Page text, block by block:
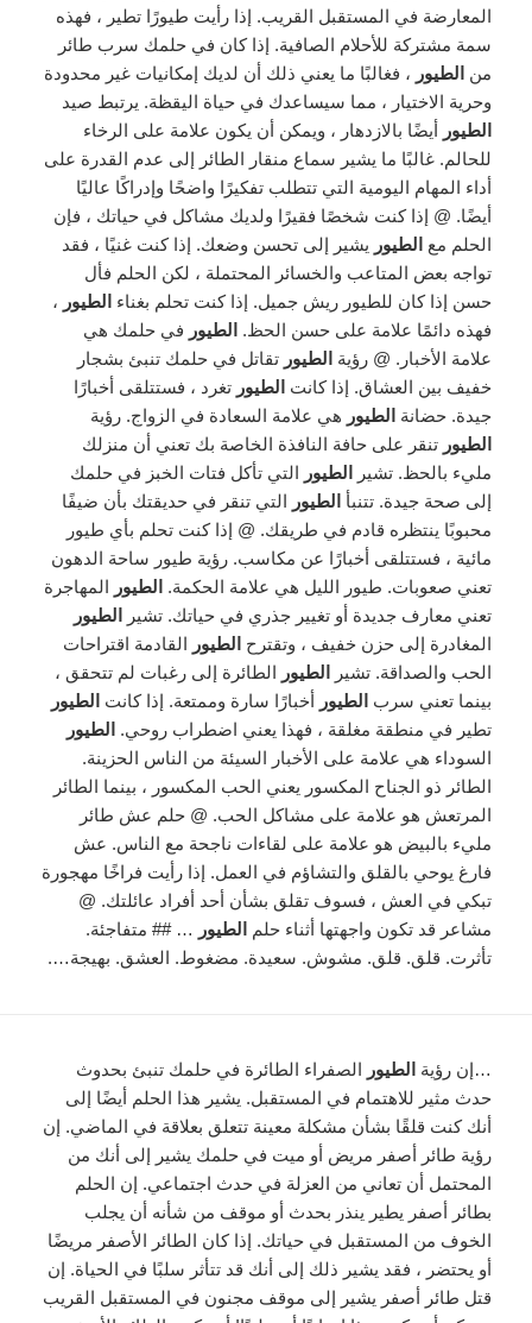
المعارضة في المستقبل القريب. إذا رأيت طيورًا تطير ، فهذه
سمة مشتركة للأحلام الصافية. إذا كان في حلمك سرب طائر
من الطيور ، فغالبًا ما يعني ذلك أن لديك إمكانيات غير محدودة
وحرية الاختيار ، مما سيساعدك في حياة اليقظة. يرتبط صيد
الطيور أيضًا بالازدهار ، ويمكن أن يكون علامة على الرخاء
للحالم. غالبًا ما يشير سماع منقار الطائر إلى عدم القدرة على
أداء المهام اليومية التي تتطلب تفكيرًا واضحًا وإدراكًا عاليًا
أيضًا. @ إذا كنت شخصًا فقيرًا ولديك مشاكل في حياتك ، فإن
الحلم مع الطيور يشير إلى تحسن وضعك. إذا كنت غنيًا ، فقد
تواجه بعض المتاعب والخسائر المحتملة ، لكن الحلم فأل
حسن إذا كان للطيور ريش جميل. إذا كنت تحلم بغناء الطيور ،
فهذه دائمًا علامة على حسن الحظ. الطيور في حلمك هي
علامة الأخبار. @ رؤية الطيور تقاتل في حلمك تنبئ بشجار
خفيف بين العشاق. إذا كانت الطيور تغرد ، فستتلقى أخبارًا
جيدة. حضانة الطيور هي علامة السعادة في الزواج. رؤية
الطيور تنقر على حافة النافذة الخاصة بك تعني أن منزلك
مليء بالحظ. تشير
الطيور التي تأكل فتات الخبز في حلمك
إلى صحة جيدة. تتنبأ الطيور التي تنقر في حديقتك بأن ضيفًا
محبوبًا ينتظره قادم في طريقك. @ إذا كنت تحلم بأي طيور
مائية ، فستتلقى أخبارًا عن مكاسب. رؤية طيور ساحة الدهون
تعني صعوبات. طيور الليل هي علامة الحكمة. الطيور المهاجرة
تعني معارف جديدة أو تغيير جذري في حياتك. تشير
الطيور
المغادرة إلى حزن خفيف ، وتقترح الطيور القادمة اقتراحات
الحب والصداقة. تشير
الطيور الطائرة إلى رغبات لم تتحقق ،
بينما تعني سرب الطيور أخبارًا سارة وممتعة. إذا كانت الطيور
تطير في منطقة مغلقة ، فهذا يعني اضطراب روحي. الطيور
السوداء هي علامة على الأخبار السيئة من الناس الحزينة.
الطائر ذو الجناح المكسور يعني الحب المكسور ، بينما الطائر
المرتعش هو علامة على مشاكل الحب. @ حلم عش طائر
مليء بالبيض هو علامة على لقاءات ناجحة مع الناس. عش
فارغ يوحي بالقلق والتشاؤم في العمل. إذا رأيت فراخًا مهجورة
تبكي في العش ، فسوف تقلق بشأن أحد أفراد عائلتك. @
مشاعر قد تكون واجهتها أثناء حلم
الطيور … ## متفاجئة.
تأثرت. قلق. قلق. مشوش. سعيدة. مضغوط. العشق. بهيجة….
…إن رؤية الطيور الصفراء الطائرة في حلمك تنبئ بحدوث
حدث مثير للاهتمام في المستقبل. يشير هذا الحلم أيضًا إلى
أنك كنت قلقًا بشأن مشكلة معينة تتعلق بعلاقة في الماضي. إن
رؤية طائر أصفر مريض أو ميت في حلمك يشير إلى أنك من
المحتمل أن تعاني من العزلة في حدث اجتماعي. إن الحلم
بطائر أصفر يطير ينذر بحدث أو موقف من شأنه أن يجلب
الخوف من المستقبل في حياتك. إذا كان الطائر الأصفر مريضًا
أو يحتضر ، فقد يشير ذلك إلى أنك قد تتأثر سلبًا في الحياة. إن
قتل طائر أصفر يشير إلى موقف مجنون في المستقبل القريب